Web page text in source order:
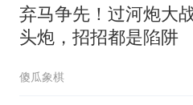
弃马争先！过河炮大
头炮，招招都是陷阱
傻瓜象棋